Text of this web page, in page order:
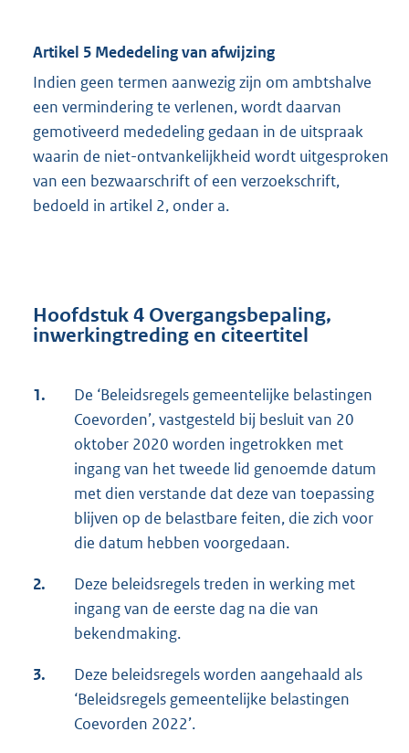
Artikel 5 Mededeling van afwijzing
Indien geen termen aanwezig zijn om ambtshalve
een vermindering te verlenen, wordt daarvan
gemotiveerd mededeling gedaan in de uitspraak
waarin de niet-ontvankelijkheid wordt uitgesproken
van een bezwaarschrift of een verzoekschrift,
bedoeld in artikel 2, onder a.
Hoofdstuk 4 Overgangsbepaling,
inwerkingtreding en citeertitel
1.
De ‘Beleidsregels gemeentelijke belastingen
Coevorden’, vastgesteld bij besluit van 20
oktober 2020 worden ingetrokken met
ingang van het tweede lid genoemde datum
met dien verstande dat deze van toepassing
blijven op de belastbare feiten, die zich voor
die datum hebben voorgedaan.
2.
Deze beleidsregels treden in werking met
ingang van de eerste dag na die van
bekendmaking.
3.
Deze beleidsregels worden aangehaald als
‘Beleidsregels gemeentelijke belastingen
Coevorden 2022’.